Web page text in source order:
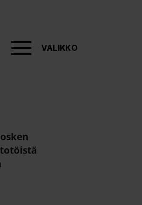
VALIKKO